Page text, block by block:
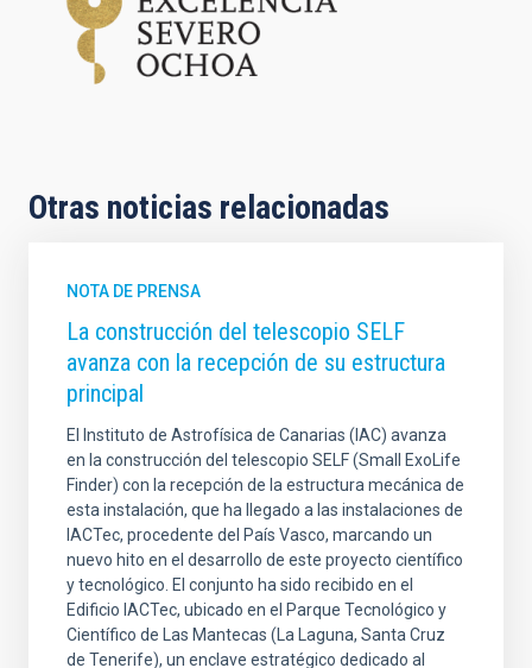
Otras noticias relacionadas
NOTA DE PRENSA
La construcción del telescopio SELF
avanza con la recepción de su estructura
principal
El Instituto de Astrofísica de Canarias (IAC) avanza
en la construcción del telescopio SELF (Small ExoLife
Finder) con la recepción de la estructura mecánica de
esta instalación, que ha llegado a las instalaciones de
IACTec, procedente del País Vasco, marcando un
nuevo hito en el desarrollo de este proyecto científico
y tecnológico. El conjunto ha sido recibido en el
Edificio IACTec, ubicado en el Parque Tecnológico y
Científico de Las Mantecas (La Laguna, Santa Cruz
de Tenerife), un enclave estratégico dedicado al